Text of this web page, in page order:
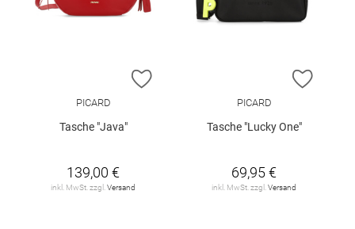
ZUR WUNSCHLISTE HINZUFÜGEN
PICARD
Tasche "Java"
139,00 €
inkl. MwSt. zzgl.Versand
ZUR
PICARD
Tasche "Lucky One"
69,95 €
inkl. MwSt. zzgl.Versand